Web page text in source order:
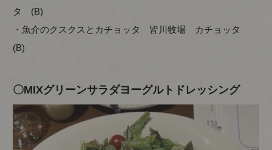
タ (B)
・魚介のクスクスとカチョッタ 皆川牧場 カチョッタ
(B)
〇MIXグリーンサラダヨーグルトドレッシング